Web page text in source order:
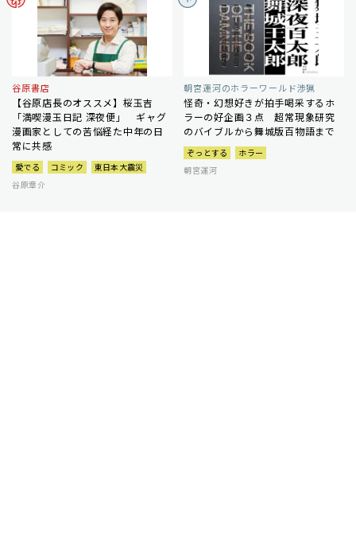
谷原書店
【谷原店長のオススメ】桜玉吉
「満喫漫玉日記 深夜便」 ギャグ
漫画家としての苦悩経た中年の日
常に共感
愛でる コミック
東日本大震災
谷原章介
朝宮運河のホラーワールド渉猟
怪奇・幻想好きが拍手喝采するホ
ラーの好企画３点 超常現象研究
のバイブルから舞城版百物語まで
ぞっとする
ホラー
朝宮運河